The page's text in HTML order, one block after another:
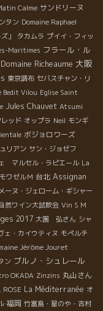
Calme サンドリーヌ
タン Domaine Raphael
」 タカムラ プイイ・フィッ
Maritimes フラール・ル
Domaine Richeaume 大阪
東京調布 セバスチャン・リ
Bedit Vilou Eglise Saint
Jules Chauvet Atsumi
レッド オップラ Neil モンギ
ボジョロワーズ
リアン サン・ジョゼフ
マルセル・ラピエール La
ワゼルＭ 台北 Assignan
ーヌ・ジェローム・ギシャー
然ワイン大試飲会 Vin S M
2017 大園 弘さん シャ
ェ・カイウティヌ モペルチ
Jérôme Jouret
ン ブルノ・シュレール
OKADA Zinzins 丸山さん
ROSE La Méditerranée オ
福岡 竹富島・星のや・吉村